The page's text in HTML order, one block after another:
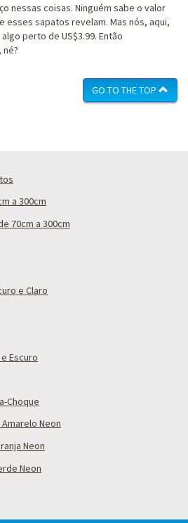
nessas coisas. Ninguém sabe o valor
esses sapatos revelam. Mas nós, aqui,
perto de US$3.99. Então
GO TO THE TOP
a 300cm
70cm a 300cm
e Claro
Escuro
Choque
Neon
Neon
Neon